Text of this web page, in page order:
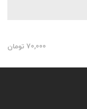
70,000 تومان